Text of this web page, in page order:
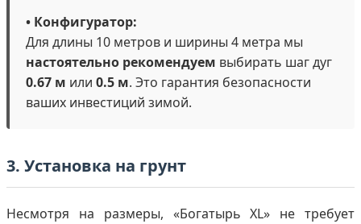
• Конфигуратор:
Для длины 10 метров и ширины 4 метра мы
настоятельно рекомендуем выбирать шаг дуг
0.67 м или 0.5 м. Это гарантия безопасности
ваших инвестиций зимой.
3. Установка на грунт
Несмотря на размеры, «Богатырь XL» не требует